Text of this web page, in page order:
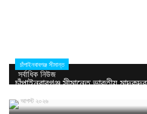
সর্বাধিক নিউজ
চাঁপাইনবাবগঞ্জ সীমান্ত
চাঁপাইনবাবগঞ্জ সীমান্তে ভারতীয়
৮ আগস্ট ২০২৬